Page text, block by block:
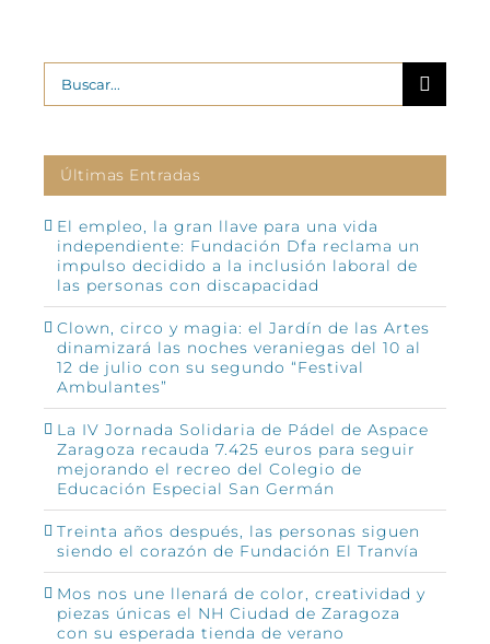
Buscar:
Últimas Entradas
El empleo, la gran llave para una vida
independiente: Fundación Dfa reclama un
impulso decidido a la inclusión laboral de
las personas con discapacidad
Clown, circo y magia: el Jardín de las Artes
dinamizará las noches veraniegas del 10 al
12 de julio con su segundo “Festival
Ambulantes”
La IV Jornada Solidaria de Pádel de Aspace
Zaragoza recauda 7.425 euros para seguir
mejorando el recreo del Colegio de
Educación Especial San Germán
Treinta años después, las personas siguen
siendo el corazón de Fundación El Tranvía
Mos nos une llenará de color, creatividad y
piezas únicas el NH Ciudad de Zaragoza
con su esperada tienda de verano